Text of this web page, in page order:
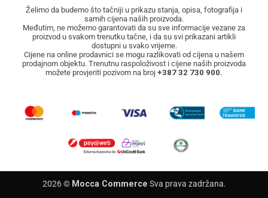
Želimo da budemo što tačniji u prikazu stanja, opisa, fotografija i
samih cijena naših proizvoda.
Međutim, ne možemo garantovati da su sve informacije vezane za
proizvod u svakom trenutku tačne, i da su svi prikazani artikli
dostupni u svako vrijeme.
Cijene na online prodavnici se mogu razlikovati od cijena u našem
prodajnom objektu. Trenutnu raspoloživost i cijene naših proizvoda
možete provjeriti pozivom na broj +387 32 730 900.
2026 © Mocca Commerce Sva prava zadržana.